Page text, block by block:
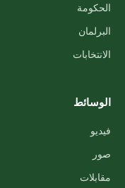
الحكومة
البرلمان
الانتخابات
الوسائط
فيديو
صور
مقابلات